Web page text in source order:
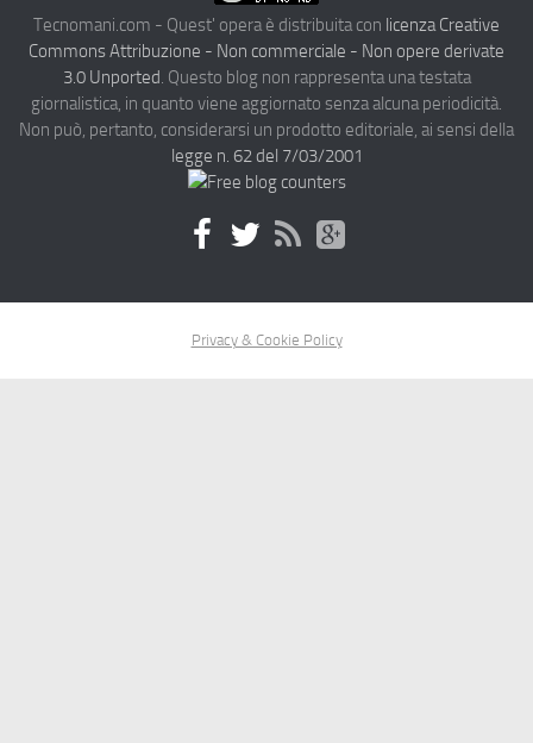
Tecnomani.com - Quest' opera è distribuita con licenza Creative
Commons Attribuzione - Non commerciale - Non opere derivate
3.0 Unported. Questo blog non rappresenta una testata
giornalistica, in quanto viene aggiornato senza alcuna periodicità.
Non può, pertanto, considerarsi un prodotto editoriale, ai sensi della
legge n. 62 del 7/03/2001
Privacy & Cookie Policy